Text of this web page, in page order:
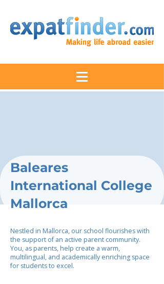
Baleares
International College
Mallorca
Nestled in Mallorca, our school flourishes with
the support of an active parent community.
You, as parents, help create a warm,
multilingual, and academically enriching space
for students to excel.